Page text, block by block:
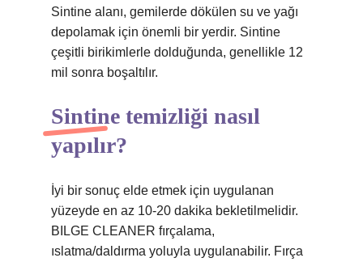
Sintine alanı, gemilerde dökülen su ve yağı
depolamak için önemli bir yerdir. Sintine
çeşitli birikimlerle dolduğunda, genellikle 12
mil sonra boşaltılır.
Sintine temizliği nasıl
yapılır?
İyi bir sonuç elde etmek için uygulanan
yüzeyde en az 10-20 dakika bekletilmelidir.
BILGE CLEANER fırçalama,
ıslatma/daldırma yoluyla uygulanabilir. Fırça